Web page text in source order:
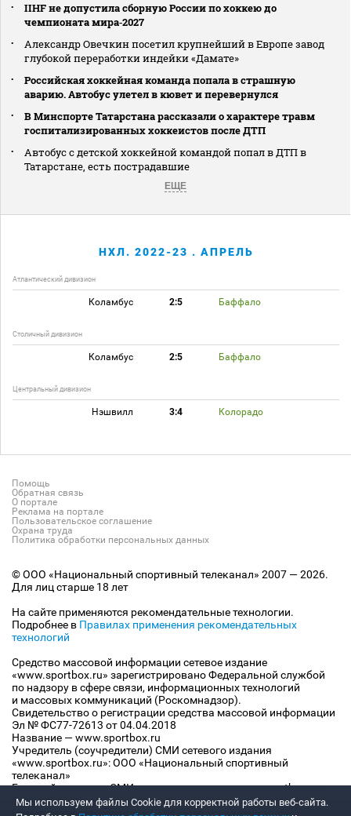
IIHF не допустила сборную России по хоккею до
чемпионата мира‑2027
Александр Овечкин посетил крупнейший в Европе завод
глубокой переработки индейки «Дамате»
Российская хоккейная команда попала в страшную
аварию. Автобус улетел в кювет и перевернулся
В Минспорте Татарстана рассказали о характере травм
госпитализированных хоккеистов после ДТП
Автобус с детской хоккейной командой попал в ДТП в
Татарстане, есть пострадавшие
ЕЩЕ
НХЛ. 2022-23 . АПРЕЛЬ
Атлантический дивизион
Коламбус 2:5 Баффало
Столичный дивизион
Коламбус 2:5 Баффало
Центральный дивизион
Нэшвилл 3:4 Колорадо
Помощь
Обратная связь
О портале
Реклама на портале
Пользовательское соглашение
Охрана труда
Политика обработки персональных данных
© ООО «Национальный спортивный телеканал» 2007 — 2026.
Для лиц старше 18 лет
На сайте применяются рекомендательные технологии.
Подробнее в Правилах применения рекомендательных
технологий
Средство массовой информации сетевое издание
«www.sportbox.ru» зарегистрировано Федеральной службой
по надзору в сфере связи, информационных технологий
и массовых коммуникаций (Роскомнадзор).
Свидетельство о регистрации средства массовой информации
Эл № ФС77-72613 от 04.04.2018
Название — www.sportbox.ru
Учредитель (соучредители) СМИ сетевого издания
«www.sportbox.ru»: ООО «Национальный спортивный
телеканал»
Главный редактор СМИ сетевого издания «www.sportbox.ru»:
Конов В.А.
Номер телефона редакции СМИ сетевого издания
Мы используем файлы Сookie для корректной работы веб-сайта.